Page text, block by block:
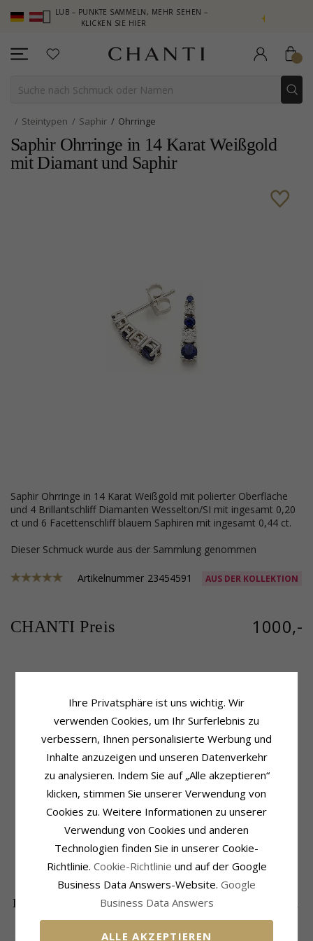
CLUB – PUNKTE SAMMELN, MEHR SEHEN –
KLICKEN SIE HIER
NEW
Steintypen Saphir Ohrringe
Saphir Ohrringe in 14 Karat Weißgold
mit Diamant und Saphir
Saphir Ohrringe in 14 Karat Weißgold mit polierter Oberfläche
und 4 Brillantschliff Diamanten Wesselton/SI mit ingesamt 0,20
ct und 6 Facettenschliff blauem Saphiren mit ingesamt 0,44 ct.
Dieser Schmuck wurde aus der Sammlung genommen
Artikelnummer 23454591 AUS DER KOLLEKTION
CHANTI Preis 1000,-
Schmuckstein: Saphir
Ohrringe:Ohrringe
14 Karat Weißgold
Polierter
Stückzahl:4
Schliff:Brillantschliff
Schmuckstein: Diamant
Wesselton
Diamantreinheit: SI
Karat:0,20
Schmuckstein
Stückzahl:6
Facettenschliff
Schmuckstein: Saphir
0,44
Größe
Höhe:13,0 mm
Breite:
3,3 mm
DIE BELIEBTESTEN PRODUKTE IN DER
KATEGORIE
Ihre Privatsphäre ist uns wichtig. Wir
verwenden Cookies, um Ihr Surferlebnis zu
verbessern, Ihnen personalisierte Werbung und
Inhalte anzuzeigen und unseren Datenverkehr
zu analysieren. Indem Sie auf „Alle akzeptieren“
klicken, stimmen Sie unserer Verwendung von
Cookies zu. Weitere Informationen zu unserer
Verwendung von Cookies und anderen
Technologien finden Sie in unserer Cookie-
Richtlinie. Cookie-Richtlinie und auf der Google
Business Data Answers-Website. Google
Business Data Answers
ALLE AKZEPTIEREN